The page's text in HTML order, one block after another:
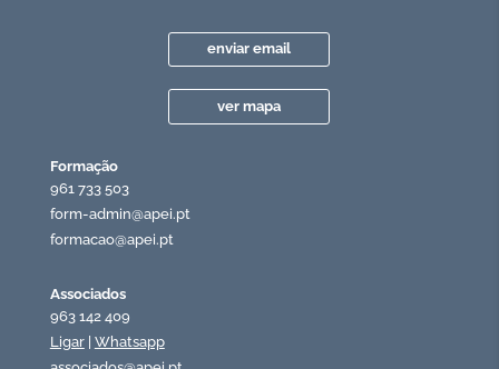
enviar email
ver mapa
Formação
961 733 503
form-admin@apei.pt
formacao@apei.pt
Associados
963 142 409
Ligar| Whatsapp